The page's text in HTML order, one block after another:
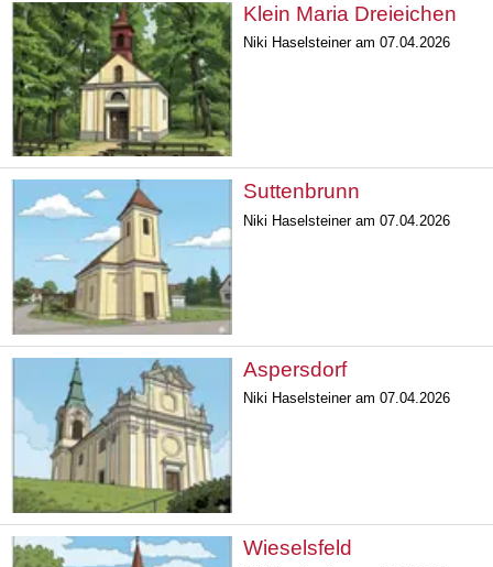
Klein Maria Dreieichen
Niki Haselsteiner am 07.04.2026
Suttenbrunn
Niki Haselsteiner am 07.04.2026
Aspersdorf
Niki Haselsteiner am 07.04.2026
Wieselsfeld